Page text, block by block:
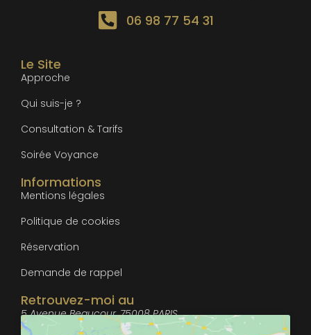
06 98 77 54 31
Le Site
Approche
Qui suis-je ?
Consultation & Tarifs
Soirée Voyance
Informations
Mentions légales
Politique de cookies
Réservation
Demande de rappel
Retrouvez-moi au
5 Avenue Beaucour, 75008 PARIS